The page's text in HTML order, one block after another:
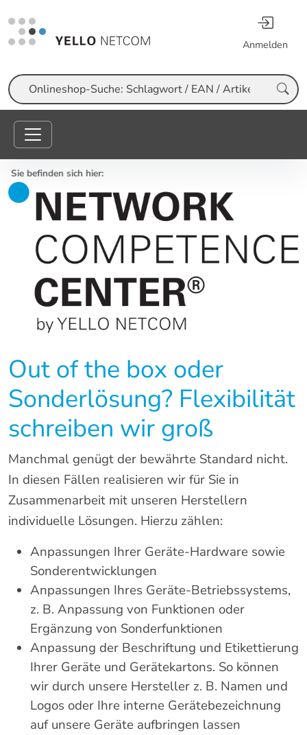
Anmelden
Suche
Sie befinden sich hier:
Out of the box oder
Sonderlösung? Flexibilität
schreiben wir groß
Manchmal genügt der bewährte Standard nicht.
In diesen Fällen realisieren wir für Sie in
Zusammenarbeit mit unseren Herstellern
individuelle Lösungen. Hierzu zählen:
Anpassungen Ihrer Geräte-Hardware sowie
Sonderentwicklungen
Anpassungen Ihres Geräte-Betriebssystems,
z. B. Anpassung von Funktionen oder
Ergänzung von Sonderfunktionen
Anpassung der Beschriftung und Etikettierung
Ihrer Geräte und Gerätekartons. So können
wir durch unsere Hersteller z. B. Namen und
Logos oder Ihre interne Gerätebezeichnung
auf unsere Geräte aufbringen lassen